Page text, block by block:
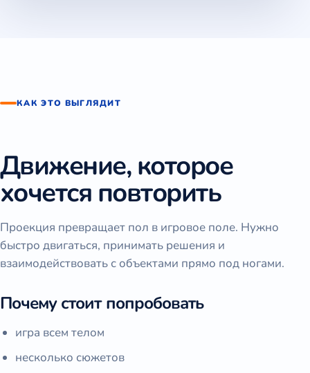
КАК ЭТО ВЫГЛЯДИТ
Движение, которое
хочется повторить
Проекция превращает пол в игровое поле. Нужно
быстро двигаться, принимать решения и
взаимодействовать с объектами прямо под ногами.
Почему стоит попробовать
игра всем телом
несколько сюжетов